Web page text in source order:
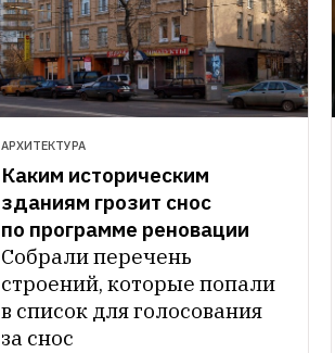
АРХИТЕКТУРА
Каким историческим
зданиям грозит снос
по программе реновации
Собрали перечень
строений, которые попали
в список для голосования
за снос